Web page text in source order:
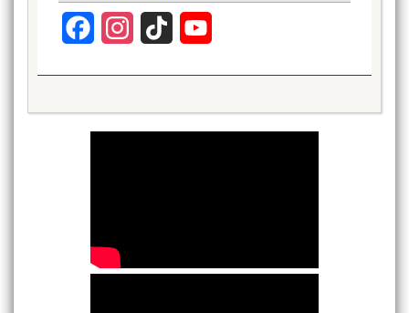
Facebook InstagramTikTok